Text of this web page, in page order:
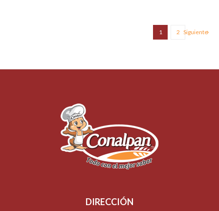
1 2 Siguiente
DIRECCIÓN